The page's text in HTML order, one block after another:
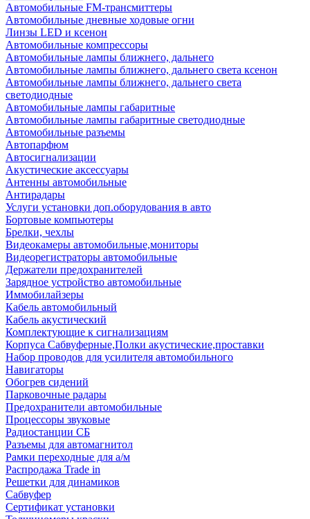
Автомобильные FM-трансмиттеры
Автомобильные дневные ходовые огни
Линзы LED и ксенон
Автомобильные компрессоры
Автомобильные лампы ближнего, дальнего
Автомобильные лампы ближнего, дальнего света ксенон
Автомобильные лампы ближнего, дальнего света
светодиодные
Автомобильные лампы габаритные
Автомобильные лампы габаритные светодиодные
Автомобильные разъемы
Автопарфюм
Автосигнализации
Акустические аксессуары
Антенны автомобильные
Антирадары
Услуги установки доп.оборудования в авто
Бортовые компьютеры
Брелки, чехлы
Видеокамеры автомобильные,мониторы
Видеорегистраторы автомобильные
Держатели предохранителей
Зарядное устройство автомобильные
Иммобилайзеры
Кабель автомобильный
Кабель акустический
Комплектующие к сигнализациям
Корпуса Сабвуферные,Полки акустические,проставки
Набор проводов для усилителя автомобильного
Навигаторы
Обогрев сидений
Парковочные радары
Предохранители автомобильные
Процессоры звуковые
Радиостанции СБ
Разъемы для автомагнитол
Рамки переходные для а/м
Распродажа Trade in
Решетки для динамиков
Сабвуфер
Сертификат установки